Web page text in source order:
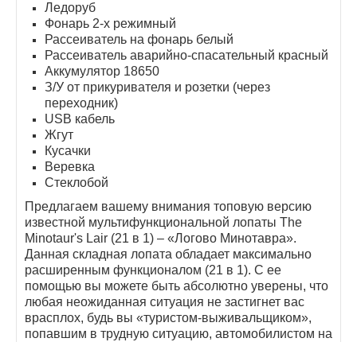
Ледоруб
Фонарь 2-х режимный
Рассеиватель на фонарь белый
Рассеиватель аварийно-спасательный красный
Аккумулятор 18650
З/У от прикуривателя и розетки (через
переходник)
USB кабель
Жгут
Кусачки
Веревка
Стеклобой
Предлагаем вашему внимания топовую версию
известной мультифункциональной лопаты The
Minotaur's Lair (21 в 1) – «Логово Минотавра».
Данная складная лопата обладает максимально
расширенным функционалом (21 в 1). С ее
помощью вы можете быть абсолютно уверены, что
любая неожиданная ситуация не застигнет вас
врасплох, будь вы «туристом-выживальщиком»,
попавшим в трудную ситуацию, автомобилистом на